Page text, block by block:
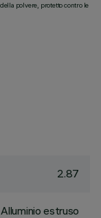
polvere, protetto contro le
2.87
Alluminio estruso